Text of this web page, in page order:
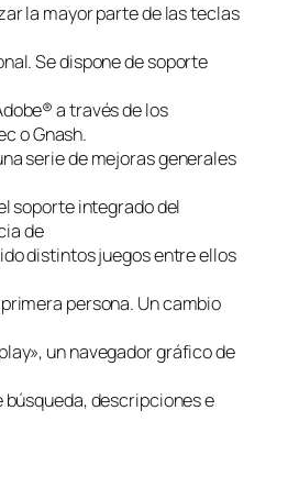
la mayor parte de las teclas
Se dispone de soporte
a través de los
o Gnash.
serie de mejoras generales
soporte integrado del
de
distintos juegos entre ellos
persona. Un cambio
un navegador gráfico de
descripciones e